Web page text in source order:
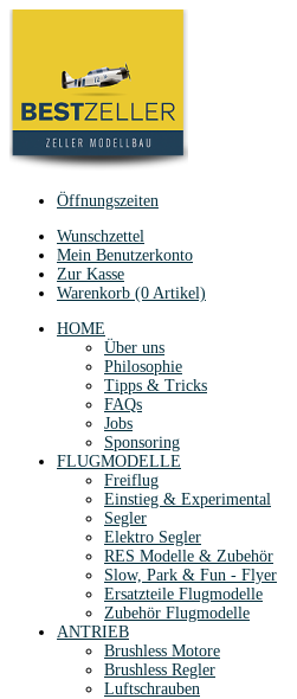
Öffnungszeiten
Wunschzettel
Mein Benutzerkonto
Zur Kasse
Warenkorb (0 Artikel)
HOME
Über uns
Philosophie
Tipps & Tricks
FAQs
Jobs
Sponsoring
FLUGMODELLE
Freiflug
Einstieg & Experimental
Segler
Elektro Segler
RES Modelle & Zubehör
Slow, Park & Fun - Flyer
Ersatzteile Flugmodelle
Zubehör Flugmodelle
ANTRIEB
Brushless Motore
Brushless Regler
Luftschrauben